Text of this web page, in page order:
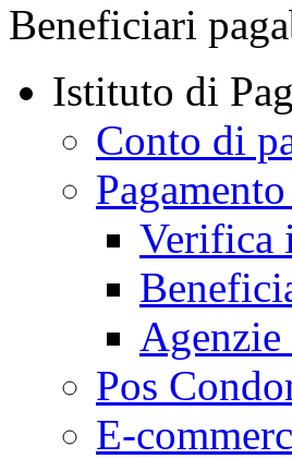
Beneficiari
Istituto di
Conto di
Verifica
Agenzie
Pos
E-